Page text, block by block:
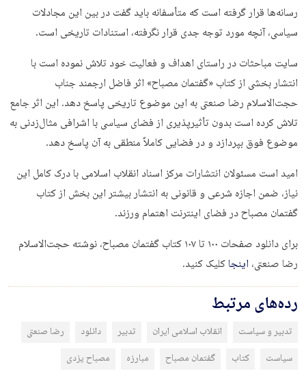
رسانه‌ها قرار گرفته است که متأسفانه باید گفت در بین این مجادلات
سیاسی، آنچه مورد توجه جدی قرار نگرفته، استنادات تاریخی است.
سایت مباحثات در راستای اهداف و فعالیت خود تلاش نموده است با
انتشار بخشی از کتاب «گفتمان مصباح» اثر فاضل ارجمند جناب
حجت‌الاسلام رضا صنعتی به این موضوع تاریخی پاسخ دهد. این اثر جامع
تلاش کرده است بدون تأثیرپذیری از فضای سیاسی با اشرافی مثال‌زدنی به
موضوع فوق بپردازد و در فضایی کاملاً منطقی به آن پاسخ دهد.
امید است مسئولان انتشارات مرکز اسناد انقلاب اسلامی با درک کامل این
نیاز، ضمن اجازه شرعی و قانونی به انتشار بیشتر این بخش از کتاب
گفتمان مصباح در فضای اینترنت اهتمام ورزند.
برای دانلود صفحات ۱۰۰ تا ۱۰۷ کتاب گفتمان مصباح، نوشته حجت‌الاسلام
رضا صنعتی،اینجاکلیک کنید.
رده‌های مرتبط
تدبیر و سیاست انقلاب اسلامی ایران تدبیر دانلود
رضا صنعتی
سیاست
کتاب گفتمان مصباح مبارزه
مصباح یزدی